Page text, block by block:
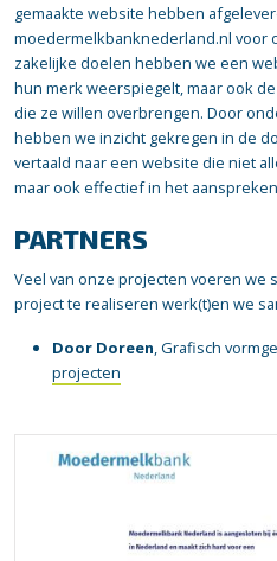
gemaakte website hebben
moedermelkbanknederland.nl voor
zakelijke doelen hebben we een
hun merk weerspiegelt, maar ook
die ze willen overbrengen. Door
hebben we inzicht gekregen in de
vertaald naar een website die niet
maar ook effectief in het
PARTNERS
Veel van onze projecten voeren we
project te realiseren werk(t)en we
Door Doreen, Grafisch
projecten